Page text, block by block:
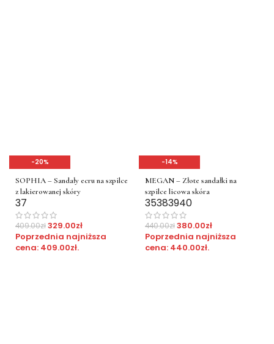
-20%
SOPHIA – Sandały ecru na szpilce
z lakierowanej skóry
37
409.00zł329.00zł
Poprzednia najniższa
cena: 409.00zł.
-14%
MEGAN – Złote sandałki na
szpilce licowa skóra
35383940
440.00zł380.00zł
Poprzednia najniższa
cena: 440.00zł.